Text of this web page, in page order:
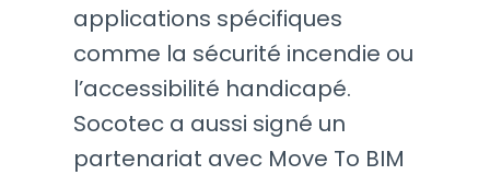
applications spécifiques
comme la sécurité incendie ou
l’accessibilité handicapé.
Socotec a aussi signé un
partenariat avec Move To BIM